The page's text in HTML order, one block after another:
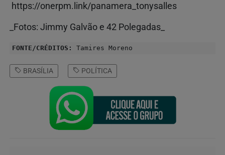
https://onerpm.link/panamera_tonysalles
_Fotos: Jimmy Galvão e 42 Polegadas_
FONTE/CRÉDITOS: Tamires Moreno
BRASÍLIA POLÍTICA